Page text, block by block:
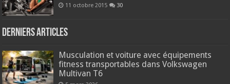
11 octobre 2015 30
Derniers articles
Musculation et voiture avec équipements
fitness transportables dans Volkswagen
Multivan T6